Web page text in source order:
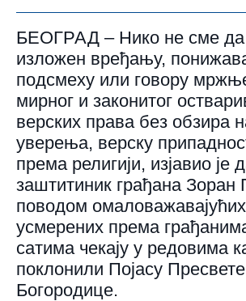
БЕОГРАД – Нико не сме да
изложен вређању,
подсмеху или говору
мирног и законитог
верских права без обзира
уверења, верску
према религији, изјавио је
заштитиник грађана
поводом
усмерених према
сатима чекају у редовима
поклонили Појасу Пресвете
Богородице.